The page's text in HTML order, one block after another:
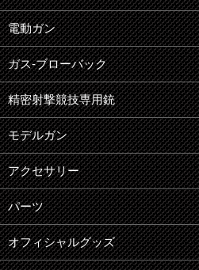
電動ガン
ガス-ブローバック
精密射撃競技専用銃
モデルガン
アクセサリー
パーツ
オフィシャルグッズ